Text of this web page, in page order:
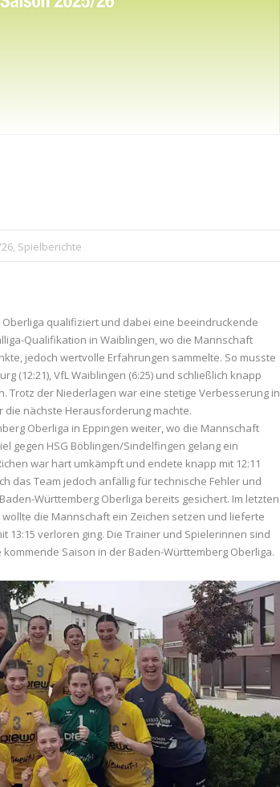
, Spielberichte
qualifiziert und dabei eine beeindruckende
Qualifikation in Waiblingen, wo die Mannschaft
jedoch wertvolle Erfahrungen sammelte. So musste
(12:21), VfL Waiblingen (6:25) und schließlich knapp
Trotz der Niederlagen war eine stetige Verbesserung in
die nächste Herausforderung machte.
Oberliga in Eppingen weiter, wo die Mannschaft
gegen HSG Böblingen/Sindelfingen gelang ein
war hart umkämpft und endete knapp mit 12:11
das Team jedoch anfällig für technische Fehler und
Württemberg Oberliga bereits gesichert. Im letzten
die Mannschaft ein Zeichen setzen und lieferte
13:15 verloren ging. Die Trainer und Spielerinnen sind
Saison in der Baden-Württemberg Oberliga.